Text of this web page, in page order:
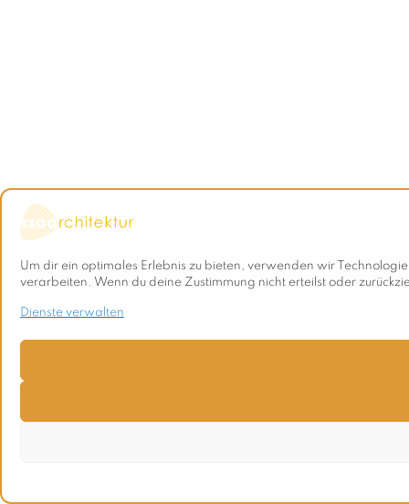
Um dir ein optimales Erlebnis zu bieten, verwenden wir
verarbeiten. Wenn du deine Zustimmung nicht erteilst oder
Dienste verwalten